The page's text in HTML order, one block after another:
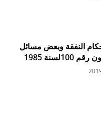
رقم ” 25″ لسنة 1920بأحكام النفقة وبعض مسائل
1985